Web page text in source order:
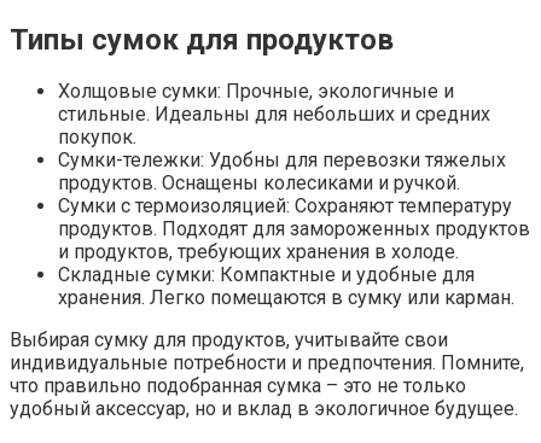
Типы сумок для продуктов
Холщовые сумки: Прочные, экологичные и
стильные. Идеальны для небольших и средних
покупок.
Сумки-тележки: Удобны для перевозки тяжелых
продуктов. Оснащены колесиками и ручкой.
Сумки с термоизоляцией: Сохраняют температуру
продуктов. Подходят для замороженных продуктов
и продуктов, требующих хранения в холоде.
Складные сумки: Компактные и удобные для
хранения. Легко помещаются в сумку или карман.
Выбирая сумку для продуктов, учитывайте свои
индивидуальные потребности и предпочтения. Помните,
что правильно подобранная сумка – это не только
удобный аксессуар, но и вклад в экологичное будущее.